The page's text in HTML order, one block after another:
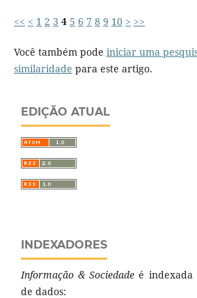
<< < 1 2 3 4 5 6 7 8 9 10 > >>
Você também pode iniciar uma
similaridade para este artigo.
EDIÇÃO ATUAL
INDEXADORES
Informação & Sociedadeé indexada
de dados: